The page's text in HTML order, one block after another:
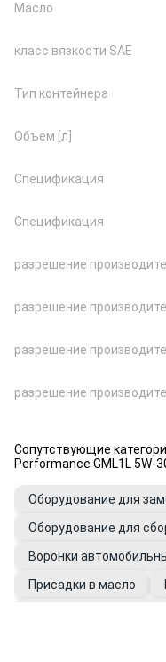
Масло
класс вязкости SAE
Тип контейнера
Объем [л]
Спецификация
Спецификация
разрешение
разрешение
разрешение
разрешение
Сопутствующие
Performance GML1L 5W-
Оборудование для
Оборудование для
Воронки
Присадки в масло